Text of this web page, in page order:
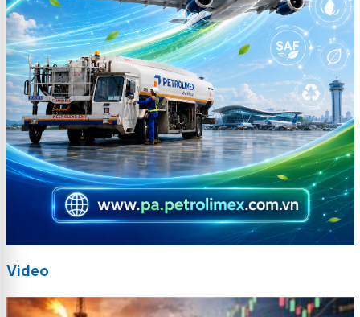
Video